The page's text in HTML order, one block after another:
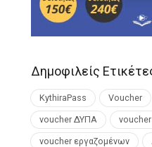
Δημοφιλείς
KythiraPass Voucher
voucher ΔΥΠΑ
voucher εργαζομένων